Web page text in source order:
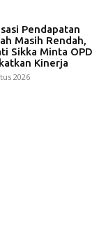
Pendapatan
Masih Rendah,
Sikka Minta OPD
Kinerja
2026